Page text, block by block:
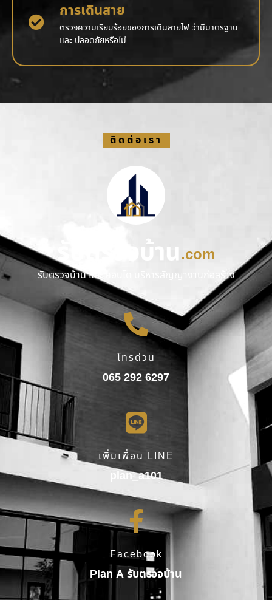
การเดินสาย
ตรวจความเรียบร้อยของการเดินสายไฟ ว่ามีมาตรฐาน
และ ปลอดภัยหรือไม่
ติดต่อเรา
รับตรวจบ้าน.com
รับตรวจบ้าน และ คอนโด บริหารสัญญางานก่อสร้าง
โทรด่วน
065 292 6297
เพิ่มเพื่อน LINE
plan_a101
Facebook
Plan A รับตรวจบ้าน